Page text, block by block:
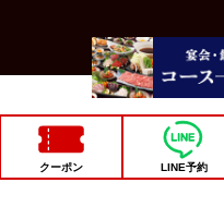
クーポン LINE予約